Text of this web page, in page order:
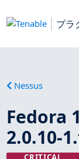
プラ
Nessus
Fedora
2.0.10-